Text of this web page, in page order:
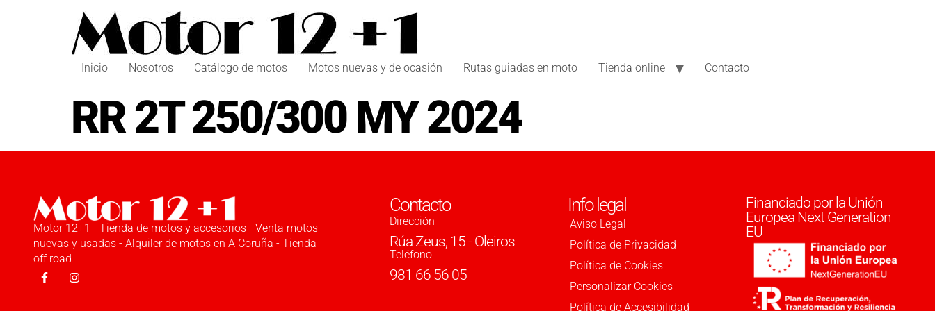
Inicio Nosotros Catálogo de motos Motos nuevas y de ocasión Rutas guiadas en moto Tienda online Contacto
RR 2T 250/300 MY 2024
Motor 12+1 - Tienda de motos y accesorios - Venta motos
nuevas y usadas - Alquiler de motos en A Coruña - Tienda
off road
Contacto
Dirección
Rúa Zeus, 15 - Oleiros
Teléfono
981 66 56 05
Info legal
Aviso Legal
Política de Privacidad
Política de Cookies
Personalizar Cookies
Política de Accesibilidad
Financiado por la Unión
Europea Next Generation
EU